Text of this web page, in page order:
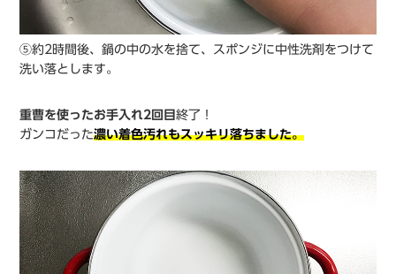
⑤約2時間後、鍋の中の水を捨て、スポンジに中性洗剤をつけて
洗い落とします。
重曹を使ったお手入れ2回目終了！
ガンコだった濃い着色汚れもスッキリ落ちました。